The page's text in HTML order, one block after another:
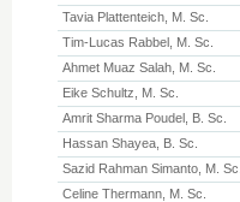
Tavia Plattenteich, M. Sc.
Tim-Lucas Rabbel, M. Sc.
Ahmet Muaz Salah, M. Sc.
Eike Schultz, M. Sc.
Amrit Sharma Poudel, B. Sc.
Hassan Shayea, B. Sc.
Sazid Rahman Simanto, M. Sc.
Celine Thermann, M. Sc.